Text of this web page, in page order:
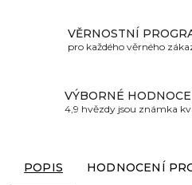
VĚRNOSTNÍ
pro každého věrného
VÝBORNÉ
4,9 hvězdy jsou známka
POPIS HODNOCENÍ